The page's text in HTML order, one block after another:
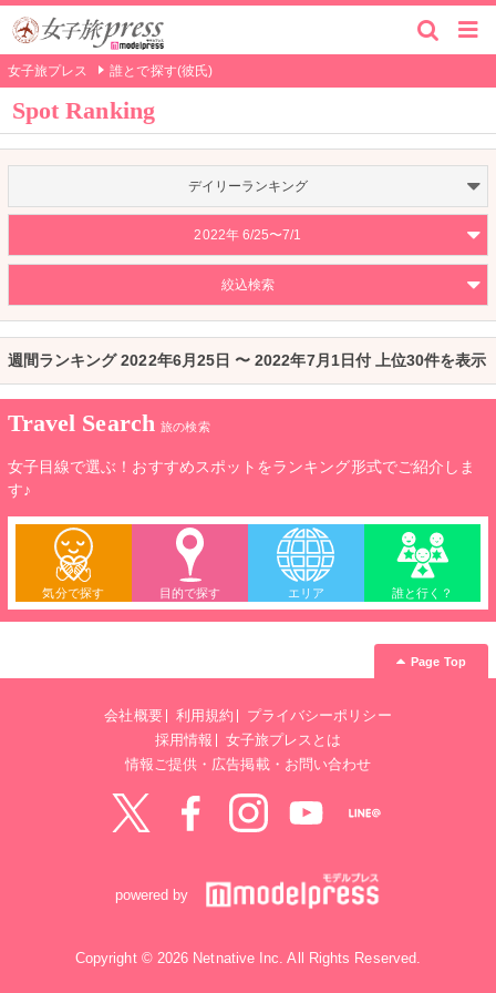
女子旅プレス 誰とで探す(彼氏)
Spot Ranking
デイリーランキング
2022年 6/25〜7/1
絞込検索
週間ランキング 2022年6月25日 〜 2022年7月1日付 上位30件を表示
Travel Search 旅の検索
女子目線で選ぶ！おすすめスポットをランキング形式でご紹介しま
す♪
気分で探す 目的で探す エリア 誰と行く？
Page Top
会社概要 利用規約
プライバシーポリシー
採用情報
女子旅プレスとは
情報ご提供・広告掲載・お問い合わせ
powered by
Copyright © 2026 Netnative Inc. All Rights Reserved.